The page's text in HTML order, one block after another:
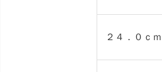
２４．０ｃｍ